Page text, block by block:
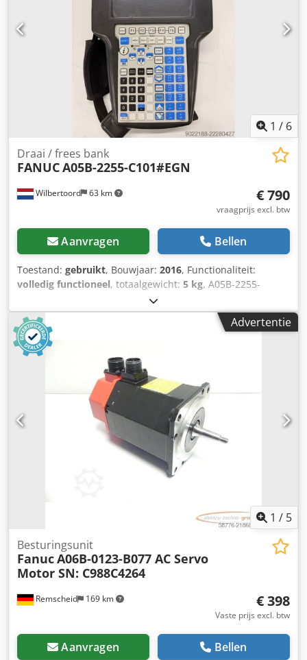
1 / 6
Wilbertoord 63 km
Draai / frees bank
FANUCA05B-2255-C101#EGN
€ 790
vraagprijs excl. btw
Aanvragen Bellen
Toestand: gebruikt, Bouwjaar: 2016, Functionaliteit:
volledig functioneel, totaalgewicht: 5 kg, A05B-2255-
C101#EGN FANUC Teach pendant Robot EGN Te koop:
Fanuc bedieningspaneel A05B-2255-C101#EGN. * Gebruikt
en in goede staat. * Geschikt voor diverse Fanuc CNC-
besturingen. * Neem contact op voor beschikbaarheid en
prijs. Crjdpfxszi Tins Acfef Bekijk ook onze andere
advertenties voor meer Fanuc-onderdelen, servo’s, drives,
bedieningspanelen en industriële elektronica. Heeft u
vragen over dit product of bent u op zoek naar een
reparatie van een Fanuc-component? Neem dan gerust
contact met ons op. Wij helpen u graag verder.
Advertentie
1 / 5
Remscheid 169 km
Besturingsunit
FanucA06B-0123-B077 AC Servo
Motor SN: C988C4264
€ 398
Vaste prijs excl. btw
Aanvragen Bellen